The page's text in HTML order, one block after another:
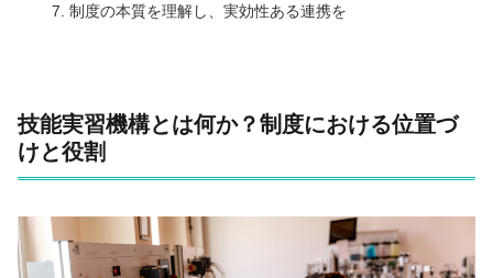
制度の本質を理解し、実効性ある連携を
技能実習機構とは何か？制度における位置づ
けと役割